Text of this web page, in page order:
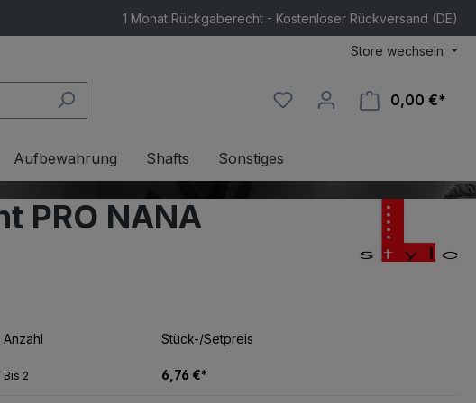
1 Monat Rückgaberecht - Kostenloser Rückversand (DE)
Store wechseln
0,00 €*
Aufbewahrung Shafts Sonstiges
PRO NANA
Anzahl Stück-/Setpreis
Bis 2 6,76 €*